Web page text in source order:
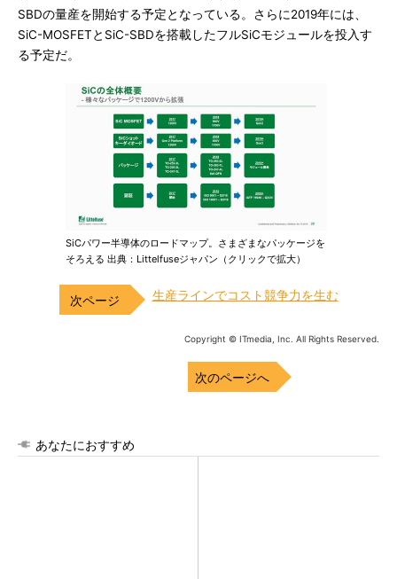
SBDの量産を開始する予定となっている。さらに2019年には、
SiC-MOSFETとSiC-SBDを搭載したフルSiCモジュールを投入す
る予定だ。
SiCパワー半導体のロードマップ。さまざまなパッケージを
そろえる 出典：Littelfuseジャパン（クリックで拡大）
生産ラインでコスト競争力を生む
Copyright © ITmedia, Inc. All Rights Reserved.
次のページへ
あなたにおすすめ